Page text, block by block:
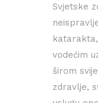
Svjetske
vodećim
širom
zdravlje,